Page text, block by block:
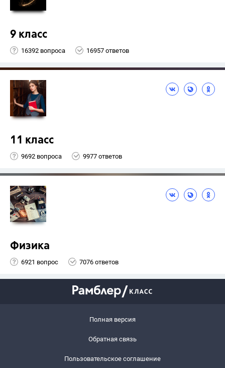
9 класс
16392 вопроса 16957 ответов
11 класс
9692 вопроса 9977 ответов
Физика
6921 вопрос 7076 ответов
Полная версия
Обратная связь
Пользовательское соглашение